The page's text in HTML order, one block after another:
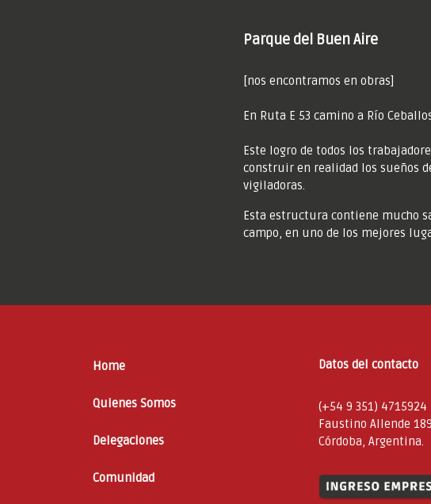
Parque del Buen Aire
[nos encontramos en obras]
En Ruta E 53 camino a Río
Este logro de todos los
construir en realidad los sueños
vigiladoras.
Esta estructura contiene mucho
campo, en uno de los mejores
Home
Quienes Somos
Delegaciones
Comunidad
Datos del contacto
(+54 9 351) 4715924
Faustino Allende
Córdoba, Argentina.